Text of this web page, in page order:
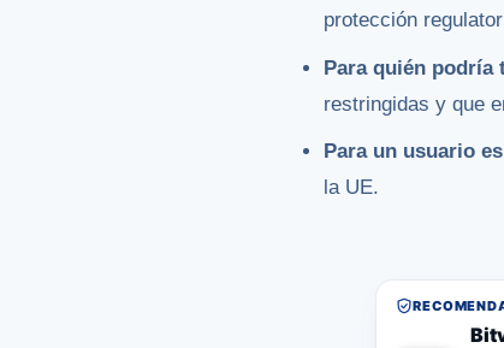
protección
Para quién podría
restringidas y que
Para un usuario
la UE.